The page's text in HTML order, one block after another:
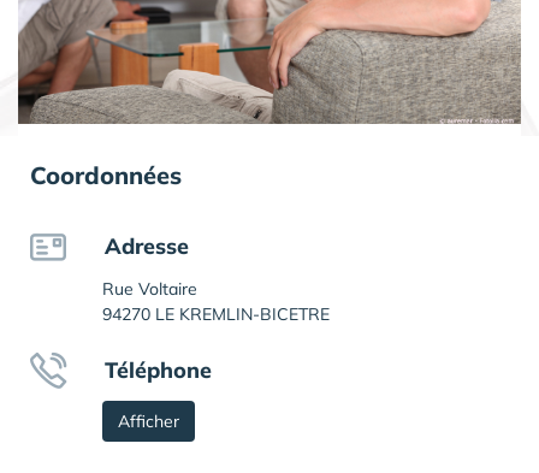
Coordonnées
Adresse
Rue Voltaire
94270 LE KREMLIN-BICETRE
Téléphone
Afficher